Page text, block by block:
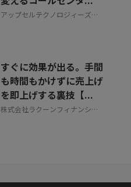
アップセルテクノロジィーズ株
すぐに効果が出る。手間
も時間もかけずに売上げ
を即上げする裏技【...
株式会社ラクーンフィナンシャ